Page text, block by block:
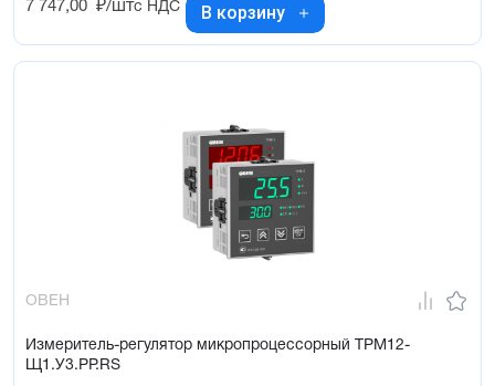
7 747,00 ₽/штс НДС В корзину
ОВЕН
Измеритель-регулятор микропроцессорный ТРМ12-
Щ1.У3.РР.RS